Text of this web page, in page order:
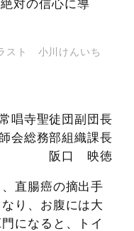
対の信心に導
スト 小川けんいち
唱寺聖徒団副団長
会総務部組織課長
阪口 映徳
直腸癌の摘出手
り、お腹には大
になると、トイ